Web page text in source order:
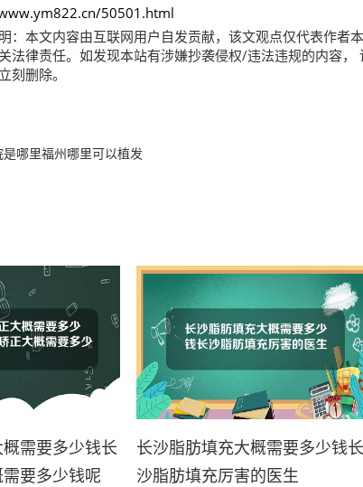
50501.html
： 本文内容由互联网用户自发贡献，该文观点仅代表作者
法律责任。如发现本站有涉嫌抄袭侵权/违法违规的内容，
刻删除。
哪里福州哪里可以植发
需要多少钱长
要多少钱呢
长沙脂肪填充大概需要多少钱长
沙脂肪填充厉害的医生